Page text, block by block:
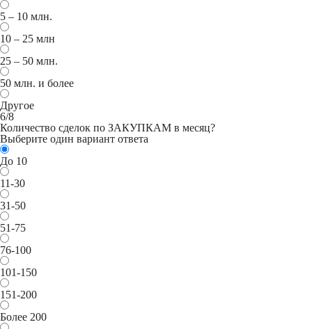
5 – 10 млн.
10 – 25 млн
25 – 50 млн.
50 млн. и более
Другое
6/8
Количество сделок по ЗАКУПКАМ в месяц?
Выберите один вариант ответа
До 10
11-30
31-50
51-75
76-100
101-150
151-200
Более 200